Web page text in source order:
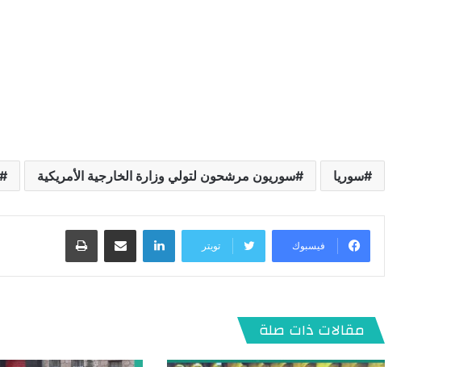
سوريا سوريون مرشحون لتولي وزارة الخارجية الأمريكية
فيسبوك تويتر
لينكدإن
مقالات ذات صلة